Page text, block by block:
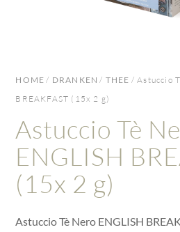
HOME / DRANKEN / THEE / Astuccio
BREAKFAST (15x 2 g)
Astuccio Tè
ENGLISH
(15x 2 g)
Astuccio Tè Nero ENGLISH